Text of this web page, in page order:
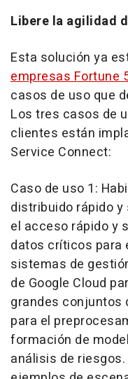
Libere la agilidad
Esta solución ya
empresas Fortune
casos de uso que
Los tres casos de
clientes están
Service Connect:
Caso de uso 1:
distribuido rápido y
el acceso rápido y
datos críticos para
sistemas de
de Google Cloud
grandes conjuntos
para el
formación de
análisis de